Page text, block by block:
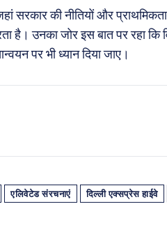
सरकार की नीतियों और
है। उनका जोर इस बात पर रहा कि
पर भी ध्यान दिया जाए।
एलिवेटेड संरचनाएं दिल्ली एक्सप्रेस हाईवे